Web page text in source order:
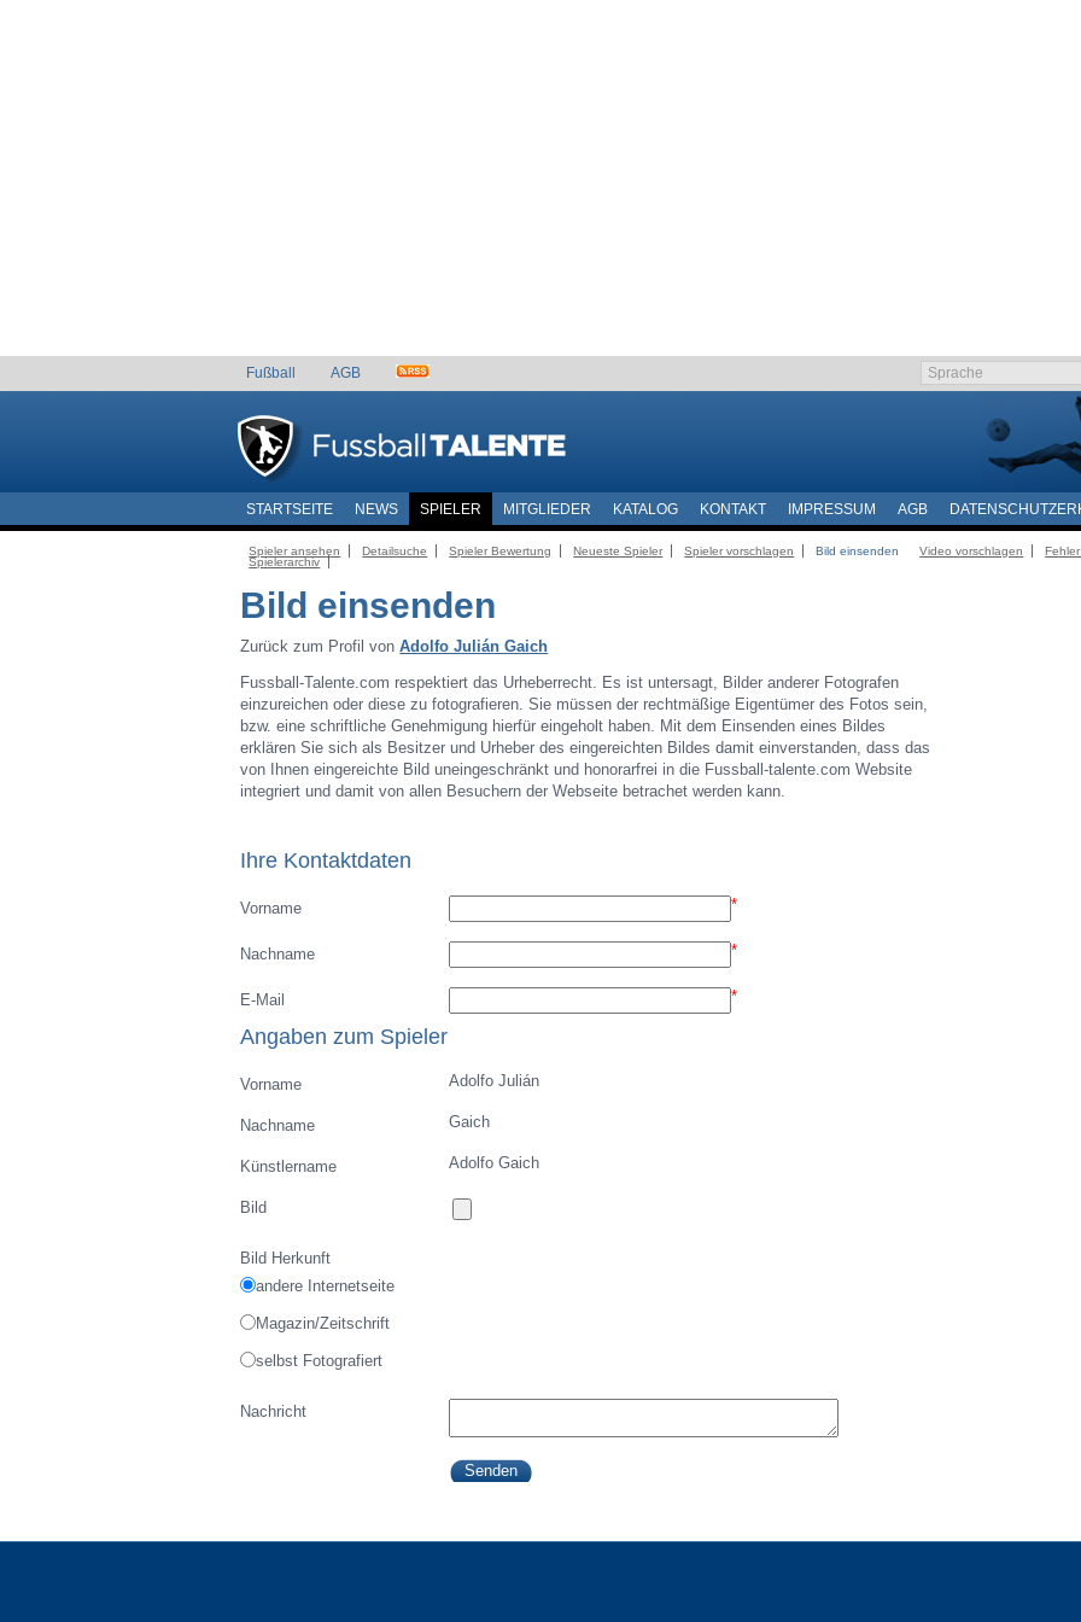
Fußball AGB
STARTSEITE NEWS SPIELER MITGLIEDER KATALOG KONTAKT IMPRESSUM AGB
Spieler ansehen Detailsuche Spieler Bewertung Neueste Spieler Spieler vorschlagen Bild einsenden Video vorschlagen
Spielerarchiv
Bild einsenden
Zurück zum Profil vonAdolfo Julián Gaich
Fussball-Talente.com respektiert das Urheberrecht. Es ist untersagt, Bilder anderer Fotografen
einzureichen oder diese zu fotografieren. Sie müssen der rechtmäßige Eigentümer des Fotos sein,
bzw. eine schriftliche Genehmigung hierfür eingeholt haben. Mit dem Einsenden eines Bildes
erklären Sie sich als Besitzer und Urheber des eingereichten Bildes damit einverstanden, dass das
von Ihnen eingereichte Bild uneingeschränkt und honorarfrei in die Fussball-talente.com Website
integriert und damit von allen Besuchern der Webseite betrachet werden kann.
Ihre Kontaktdaten
Vorname *
Nachname *
E-Mail *
Angaben zum Spieler
Vorname Adolfo Julián
Nachname Gaich
Künstlername Adolfo Gaich
Bild
Bild Herkunft
andere Internetseite
Magazin/Zeitschrift
selbst Fotografiert
Nachricht